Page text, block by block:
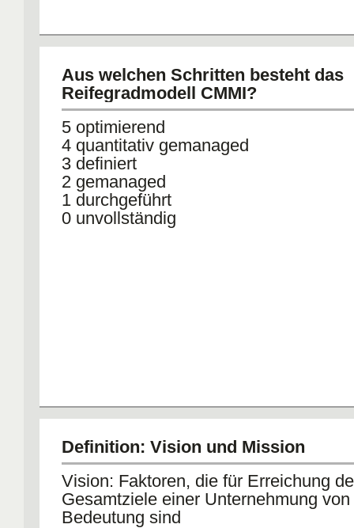
Aus welchen Schritten besteht das
Reifegradmodell CMMI?
5 optimierend
4 quantitativ gemanaged
3 definiert
2 gemanaged
1 durchgeführt
0 unvollständig
Definition: Vision und Mission
Vision: Faktoren, die für Erreichung
Gesamtziele einer Unternehmung
Bedeutung sind